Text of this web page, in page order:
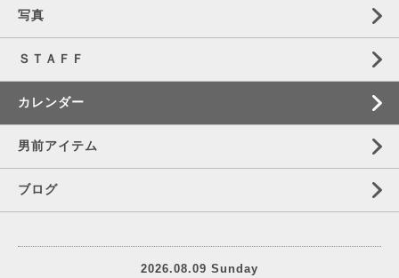
写真
ＳＴＡＦＦ
カレンダー
男前アイテム
ブログ
2026.08.09 Sunday